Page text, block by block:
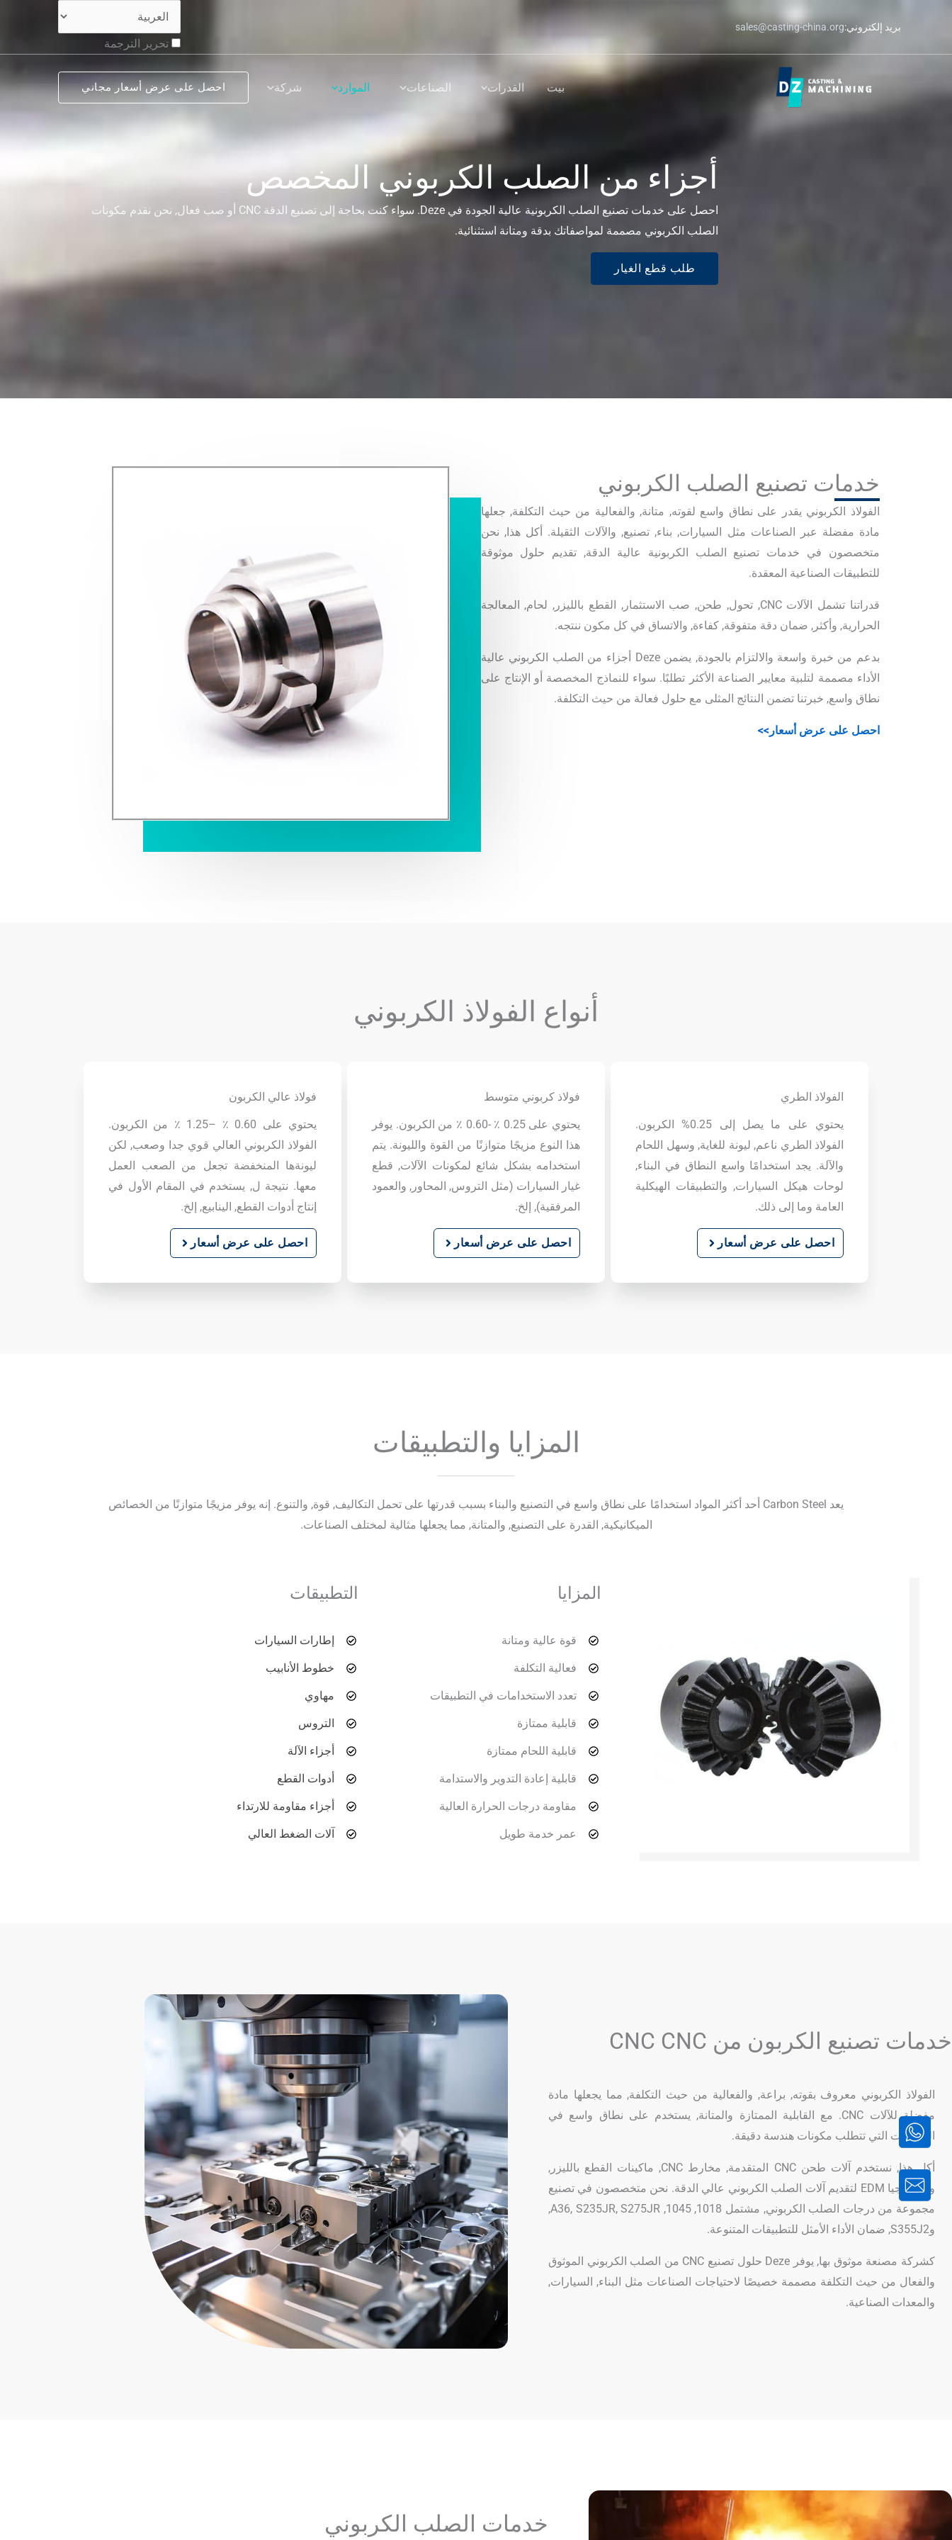
المحتوى
بريد إلكتروني:sales@casting-china.org
تحرير الترجمة
بيت القدرات الصناعات الموارد شركة احصل على عرض أسعار مجاني
أجزاء من الصلب الكربوني المخصص
احصل على خدمات تصنيع الصلب الكربونية عالية الجودة في Deze. سواء كنت بحاجة إلى تصنيع الدقة CNC أو صب فعال, نحن نقدم مكونات
الصلب الكربوني مصممة لمواصفاتك بدقة ومتانة استثنائية.
طلب قطع الغيار
خدمات تصنيع الصلب الكربوني
الفولاذ الكربوني يقدر على نطاق واسع لقوته, متانة, والفعالية من حيث التكلفة, جعلها
مادة مفضلة عبر الصناعات مثل السيارات, بناء, تصنيع, والآلات الثقيلة. أكل هذا, نحن
متخصصون في خدمات تصنيع الصلب الكربونية عالية الدقة, تقديم حلول موثوقة
للتطبيقات الصناعية المعقدة.
قدراتنا تشمل الآلات CNC, تحول, طحن, صب الاستثمار, القطع بالليزر, لحام, المعالجة
الحرارية, وأكثر, ضمان دقة متفوقة, كفاءة, والاتساق في كل مكون ننتجه.
بدعم من خبرة واسعة والالتزام بالجودة, يضمن Deze أجزاء من الصلب الكربوني عالية
الأداء مصممة لتلبية معايير الصناعة الأكثر تطلبًا. سواء للنماذج المخصصة أو الإنتاج على
نطاق واسع, خبرتنا تضمن النتائج المثلى مع حلول فعالة من حيث التكلفة.
احصل على عرض أسعار>>
أنواع الفولاذ الكربوني
الفولاذ الطري
يحتوي على ما يصل إلى 0.25% الكربون.
الفولاذ الطري ناعم, ليونة للغاية, وسهل اللحام
والآلة. يجد استخدامًا واسع النطاق في البناء,
لوحات هيكل السيارات, والتطبيقات الهيكلية
العامة وما إلى ذلك.
احصل على عرض أسعار
فولاذ كربوني متوسط
يحتوي على 0.25 ٪ -0.60 ٪ من الكربون. يوفر
هذا النوع مزيجًا متوازنًا من القوة والليونة. يتم
استخدامه بشكل شائع لمكونات الآلات, قطع
غيار السيارات (مثل التروس, المحاور, والعمود
المرفقية), إلخ.
احصل على عرض أسعار
فولاذ عالي الكربون
يحتوي على 0.60 ٪ –1.25 ٪ من الكربون.
الفولاذ الكربوني العالي قوي جدا وصعب, لكن
ليونةها المنخفضة تجعل من الصعب العمل
معها. نتيجة ل, يستخدم في المقام الأول في
إنتاج أدوات القطع, الينابيع, إلخ.
احصل على عرض أسعار
المزايا والتطبيقات
يعد Carbon Steel أحد أكثر المواد استخدامًا على نطاق واسع في التصنيع والبناء بسبب قدرتها على تحمل التكاليف, قوة, والتنوع. إنه يوفر مزيجًا متوازنًا من الخصائص
الميكانيكية, القدرة على التصنيع, والمتانة, مما يجعلها مثالية لمختلف الصناعات.
المزايا
قوة عالية ومتانة
فعالية التكلفة
تعدد الاستخدامات في التطبيقات
قابلية ممتازة
قابلية اللحام ممتازة
قابلية إعادة التدوير والاستدامة
مقاومة درجات الحرارة العالية
عمر خدمة طويل
التطبيقات
إطارات السيارات
خطوط الأنابيب
مهاوي
التروس
أجزاء الآلة
أدوات القطع
أجزاء مقاومة للارتداء
آلات الضغط العالي
خدمات تصنيع الكربون من CNC CNC
الفولاذ الكربوني معروف بقوته, براعة, والفعالية من حيث التكلفة, مما يجعلها مادة
مفضلة للآلات CNC. مع القابلية الممتازة والمتانة, يستخدم على نطاق واسع في
الصناعات التي تتطلب مكونات هندسة دقيقة.
أكل هذا, نستخدم آلات طحن CNC المتقدمة, مخارط CNC, ماكينات القطع بالليزر,
وتكنولوجيا EDM لتقديم آلات الصلب الكربوني عالي الدقة. نحن متخصصون في تصنيع
مجموعة من درجات الصلب الكربوني, مشتمل 1018, 1045, A36, S235JR, S275JR,
وS355J2, ضمان الأداء الأمثل للتطبيقات المتنوعة.
كشركة مصنعة موثوق بها, يوفر Deze حلول تصنيع CNC من الصلب الكربوني الموثوق
والفعال من حيث التكلفة مصممة خصيصًا لاحتياجات الصناعات مثل البناء, السيارات,
والمعدات الصناعية.
خدمات الصلب الكربوني